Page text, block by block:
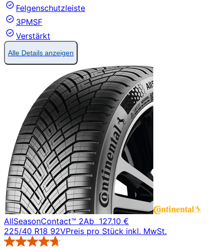
Felgenschutzleiste
3PMSF
Verstärkt
Alle Details anzeigen
AllSeasonContact™ 2Ab 127.10 €
225/40 R18 92VPreis pro Stück inkl. MwSt.